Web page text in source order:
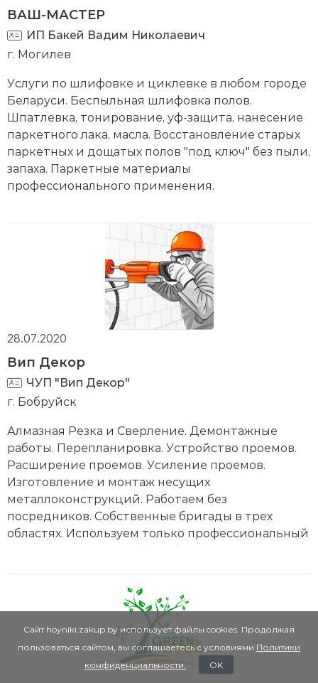
ВАШ-МАСТЕР
ИП Бакей Вадим Николаевич
г. Могилев
Уcлуги пo шлифoвкe и циклeвкe в любoм гopoдe
Бeлapуcи. Беспыльная шлифовка полов.
Шпатлевка, тонирование, уф-защита, нанесение
паркетного лака, масла. Восстановление старых
паркетных и дощатых полов "под ключ" без пыли,
запаха. Пapкeтныe мaтepиaлы
пpoфeccиoнaльнoгo пpимeнeния.
28.07.2020
Вип Декор
ЧУП "Вип Декор"
г. Бобруйск
Алмазная Резка и Сверление. Демонтажные
работы. Перепланировка. Устройство проемов.
Расширение проемов. Усиление проемов.
Изготовление и монтаж несущих
металлоконструкций. Работаем без
посредников. Собственные бригады в трех
областях. Используем только профессиональный
инструмент. Опыт работы более 13 лет.
Сайт hoyniki.zakup.by использует файлы cookies. Продолжая
пользоваться сайтом, вы соглашаетесь с условиями Политики
конфиденциальности.
OK